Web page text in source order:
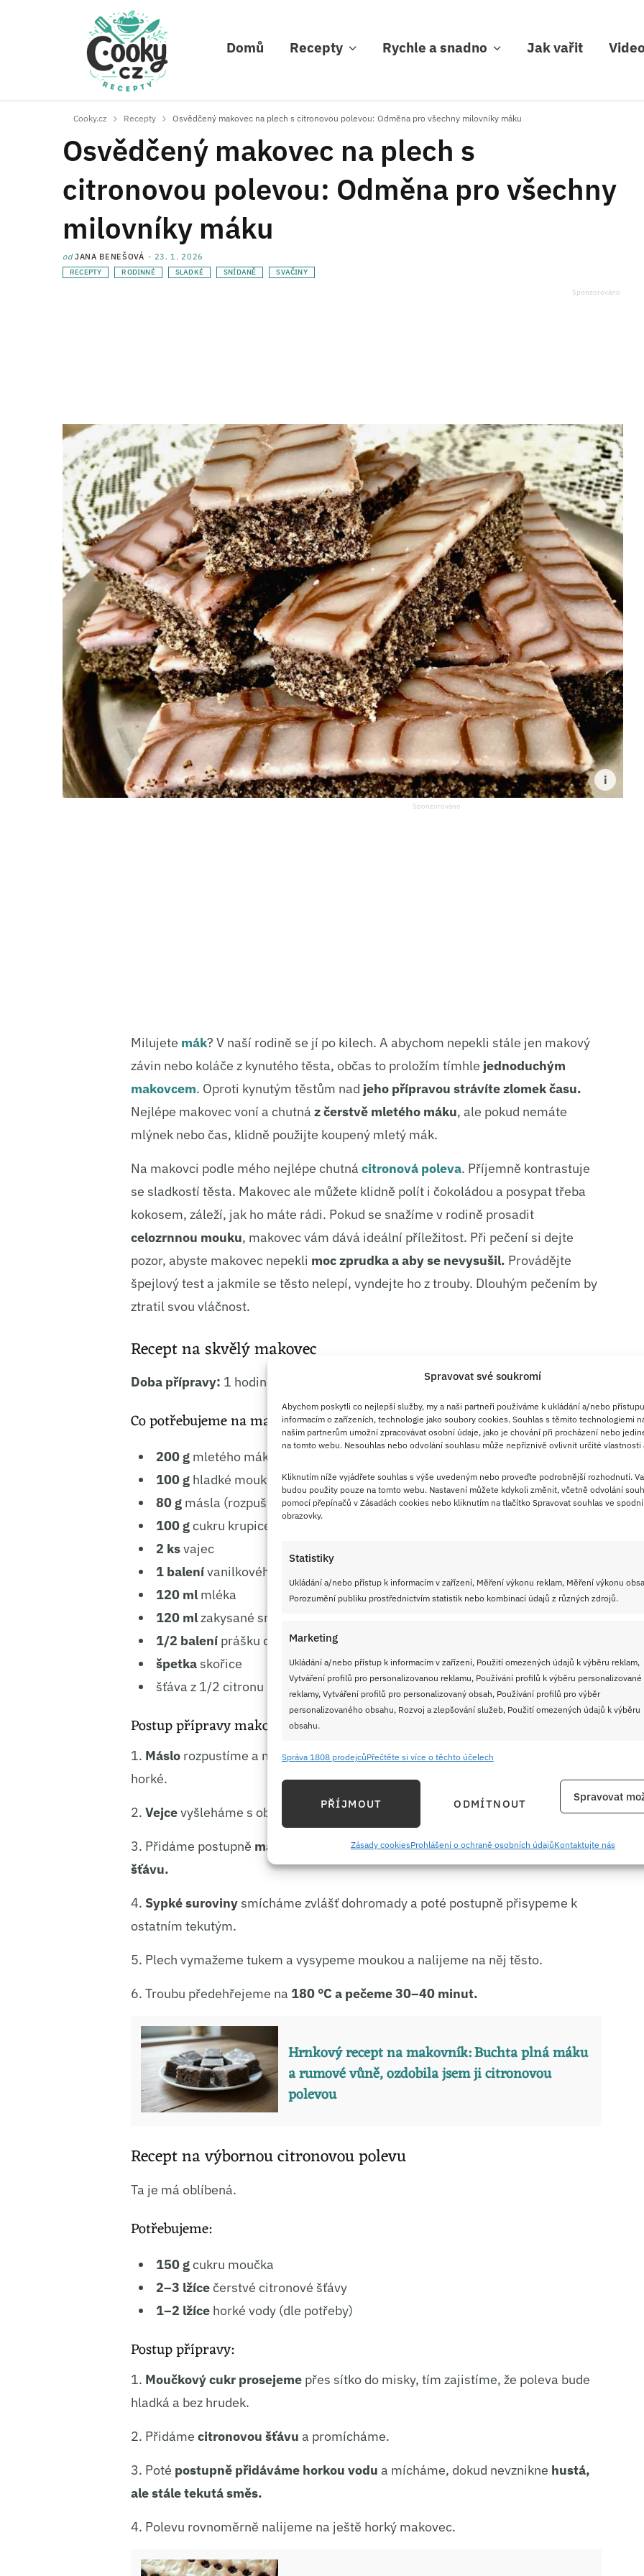
Spravovat své soukromí
Abychom poskytli co nejlepší služby, my a naši partneři používáme k ukládání a/nebo
informacím o zařízeních, technologie jako soubory cookies. Souhlas s těmito technologiemi
našim partnerům umožní zpracovávat osobní údaje, jako je chování při procházení nebo
na tomto webu. Nesouhlas nebo odvolání souhlasu může nepříznivě ovlivnit určité vlastnosti
Kliknutím níže vyjádřete souhlas s výše uvedeným nebo proveďte podrobnější rozhodnutí.
budou použity pouze na tomto webu. Nastavení můžete kdykoli změnit, včetně odvolání
pomocí přepínačů v Zásadách cookies nebo kliknutím na tlačítko Spravovat souhlas ve
obrazovky.
Statistiky
Ukládání a/nebo přístup k informacím v zařízení, Měření výkonu reklam, Měření výkonu
Porozumění publiku prostřednictvím statistik nebo kombinací údajů z různých zdrojů.
Marketing
Ukládání a/nebo přístup k informacím v zařízení, Použití omezených údajů k výběru reklam,
Vytváření profilů pro personalizovanou reklamu, Používání profilů k výběru personalizované
reklamy, Vytváření profilů pro personalizovaný obsah, Používání profilů pro výběr
personalizovaného obsahu, Rozvoj a zlepšování služeb, Použití omezených údajů k výběru
obsahu.
Funkce
Identifikace zařízení na základě automaticky přenášených informací.
Používání přesných údajů o zeměpisné poloze, Identifikace zařízení na
základě aktivně požadovaných informací.
Zajištění bezpečnosti, předcházení a zjišťování podvodů a
Správa 1808 prodejcůPřečtěte si více o těchto účelech
PŘÍJMOUT ODMÍTNOUT
Spravovat
Zásady cookiesProhlášení o ochraně osobních údajůKontaktujte nás
Domů Recepty Rychle a snadno Jak vařit Video
Cooky.cz Recepty Osvědčený makovec na plech s citronovou polevou: Odměna pro všechny milovníky máku
Osvědčený makovec na plech s
citronovou polevou: Odměna pro všechny
milovníky máku
odJANA BENEŠOVÁ 23. 1. 2026
RECEPTY RODINNÉ SLADKÉ SNÍDANĚ SVAČINY
Milujete mák? V naší rodině se jí po kilech. A abychom nepekli stále jen makový
závin nebo koláče z kynutého těsta, občas to proložím tímhle jednoduchým
makovcem. Oproti kynutým těstům nad jeho přípravou strávíte zlomek času.
Nejlépe makovec voní a chutná z čerstvě mletého máku, ale pokud nemáte
mlýnek nebo čas, klidně použijte koupený mletý mák.
Na makovci podle mého nejlépe chutná citronová poleva. Příjemně kontrastuje
se sladkostí těsta. Makovec ale můžete klidně polít i čokoládou a posypat třeba
kokosem, záleží, jak ho máte rádi. Pokud se snažíme v rodině prosadit
celozrnnou mouku, makovec vám dává ideální příležitost. Při pečení si dejte
pozor, abyste makovec nepekli moc zprudka a aby se nevysušil. Provádějte
špejlový test a jakmile se těsto nelepí, vyndejte ho z trouby. Dlouhým pečením by
ztratil svou vláčnost.
Recept na skvělý makovec
Doba přípravy: 1 hodina
Co potřebujeme na makovec
200 g mletého máku
100 ghladké mouky (lze nahradit: špaldová, polohrubá, bezlepková směs)
80 gmásla (rozpuštěného)
100 gcukru krupice
2 ksvajec
1 balenívanilkového cukru
120 ml mléka
120 mlzakysané smetany
1/2 baleníprášku do pečiva
špetka skořice
šťáva z 1/2 citronu
Postup přípravy makovce
1. Máslo rozpustíme a necháme trochuvychladnout, abychom ho do těsta nelili
horké.
2. Vejcevyšleháme s oběma cukry do pěny.
3. Přidáme postupně máslo, zakysanou smetanu, mléko, skořici a citronovou
šťávu.
4. Sypké suroviny smícháme zvlášť dohromady a poté postupně přisypeme k
ostatním tekutým.
5. Plech vymažeme tukem a vysypeme moukou a nalijeme na něj těsto.
6. Troubu předehřejeme na 180 °C a pečeme 30–40 minut.
Hrnkový recept na makovník: Buchta plná máku
a rumové vůně, ozdobila jsem ji citronovou
polevou
Recept na výbornou citronovou polevu
Ta je má oblíbená.
Potřebujeme:
150 gcukru moučka
2–3 lžícečerstvé citronové šťávy
1–2 lžíce horké vody (dle potřeby)
Postup přípravy:
1. Moučkový cukr prosejeme přes sítko do misky, tím zajistíme, že poleva bude
hladká a bez hrudek.
2. Přidáme citronovou šťávu a promícháme.
3. Poté postupně přidáváme horkou vodu a mícháme, dokud nevznikne hustá,
ale stále tekutá směs.
4. Polevu rovnoměrně nalijeme na ještě horký makovec.